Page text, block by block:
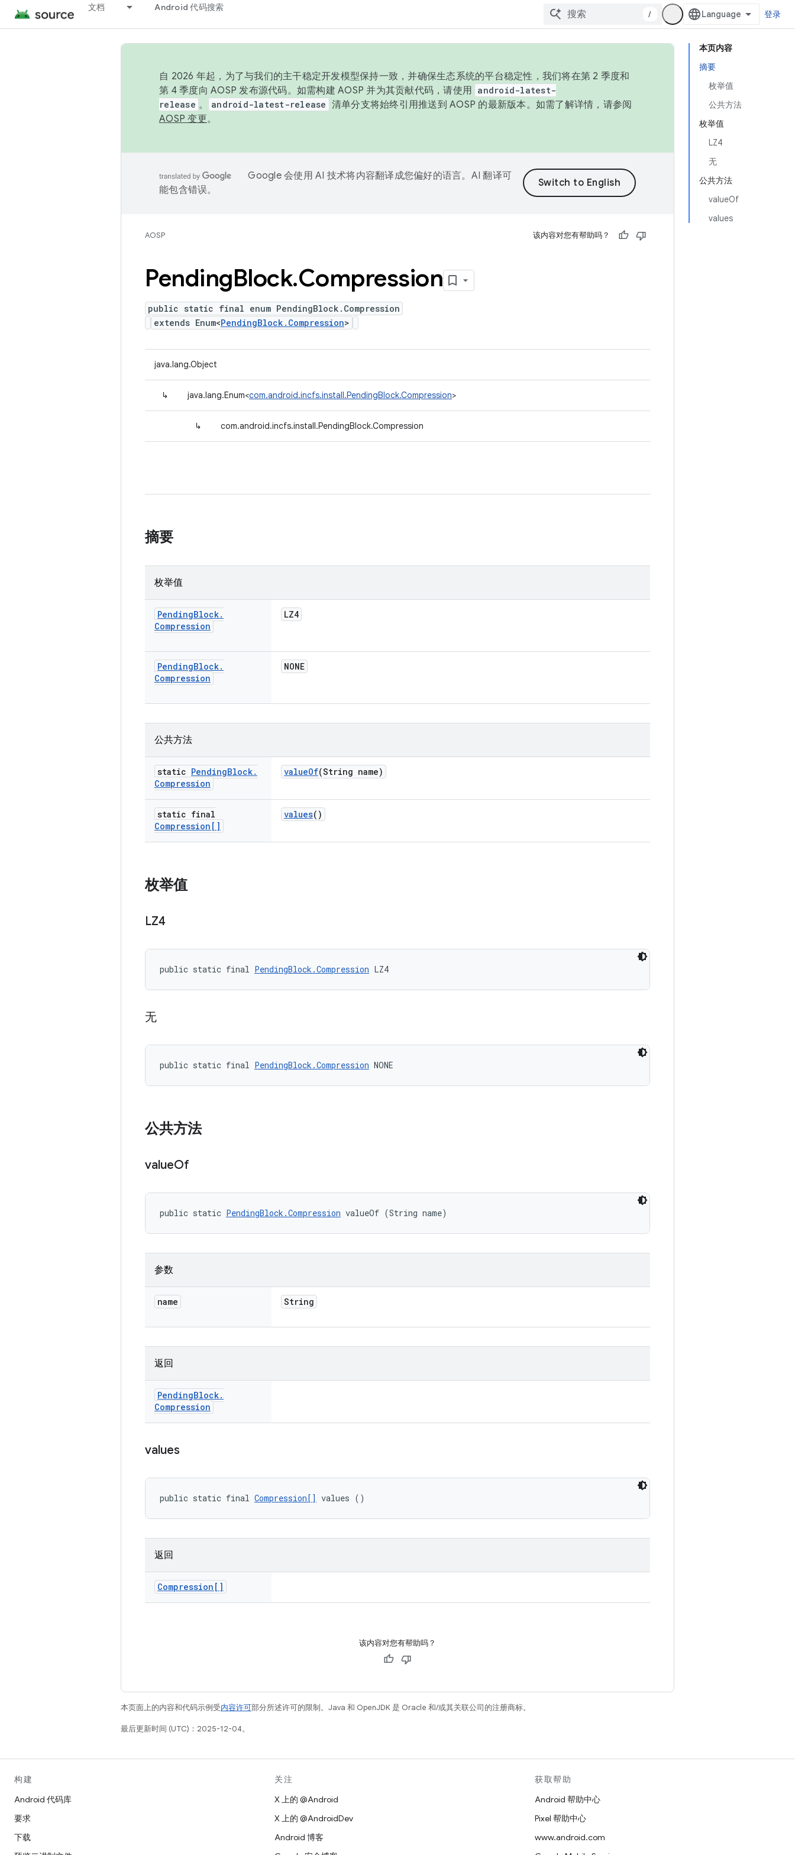
文档 Android 代码搜索
/ 登录
本页内容
摘要
枚举值
公共方法
枚举值
LZ4
无
公共方法
valueOf
values
自 2026 年起，为了与我们的主干稳定开发模型保持一致，并确保生态系统的平台稳定性，我们将在第 2 季度和
第 4 季度向 AOSP 发布源代码。如需构建 AOSP 并为其贡献代码，请使用 android-latest-
release 。 android-latest-release 清单分支将始终引用推送到 AOSP 的最新版本。如需了解详情，请参阅
AOSP 变更。
Google 会使用 AI 技术将内容翻译成您偏好的语言。AI 翻译可
能包含错误。
AOSP 该内容对您有帮助吗？
PendingBlock.Compression
public static final enum PendingBlock.Compression
extends Enum<PendingBlock.Compression>
java.lang.Object
↳ java.lang.Enum<com.android.incfs.install.PendingBlock.Compression>
↳ com.android.incfs.install.PendingBlock.Compression
摘要
枚举值
PendingBlock.
Compression
LZ4
PendingBlock.
Compression
NONE
公共方法
static PendingBlock.
Compression
valueOf(String name)
static final
Compression[]
values()
枚举值
LZ4
public static final PendingBlock.Compression LZ4
无
public static final PendingBlock.Compression NONE
公共方法
valueOf
public static PendingBlock.Compression valueOf (String name)
参数
name String
返回
PendingBlock.
Compression
values
public static final Compression[] values ()
返回
Compression[]
该内容对您有帮助吗？
本页面上的内容和代码示例受内容许可部分所述许可的限制。Java 和 OpenJDK 是 Oracle 和/或其关联公司的注册商标。
最后更新时间 (UTC)：2025-12-04。
构建
Android 代码库
要求
下载
关注
X 上的 @Android
X 上的 @AndroidDev
Android 博客
获取帮助
Android 帮助中心
Pixel 帮助中心
www.android.com